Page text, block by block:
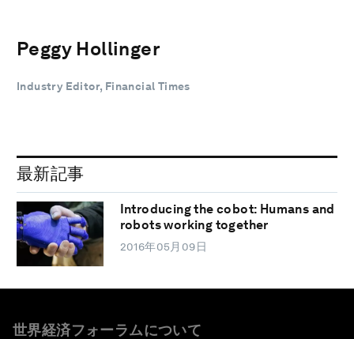
Peggy Hollinger
Industry Editor, Financial Times
最新記事
Introducing the cobot: Humans and
robots working together
2016年05月09日
世界経済フォーラムについて